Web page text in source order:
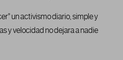
un activismo diario, simple y
y velocidad no dejara a nadie